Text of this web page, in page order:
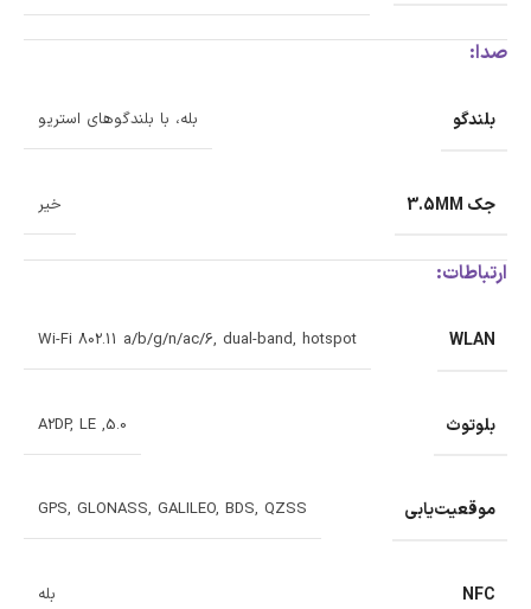
صدا:
بلندگو بله، با بلندگوهای استریو
جک 3.5MM خیر
ارتباطات:
WLAN
Wi-Fi 802.11 a/b/g/n/ac/6, dual-band, hotspot
بلوتوث 5.0, A2DP, LE
موقعیت‌یابی GPS, GLONASS, GALILEO, BDS, QZSS
NFC بله